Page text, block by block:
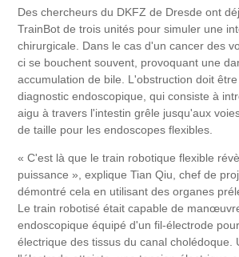
Des chercheurs du DKFZ de Dresde ont
TrainBot de trois unités pour simuler une
chirurgicale. Dans le cas d'un cancer des
ci se bouchent souvent, provoquant une
accumulation de bile. L'obstruction doit
diagnostic endoscopique, qui consiste à
aigu à travers l'intestin grêle jusqu'aux
de taille pour les endoscopes flexibles.
« C'est là que le train robotique flexible
puissance », explique Tian Qiu, chef de
démontré cela en utilisant des organes
Le train robotisé était capable de
endoscopique équipé d'un fil-électrode
électrique des tissus du canal cholédoque.